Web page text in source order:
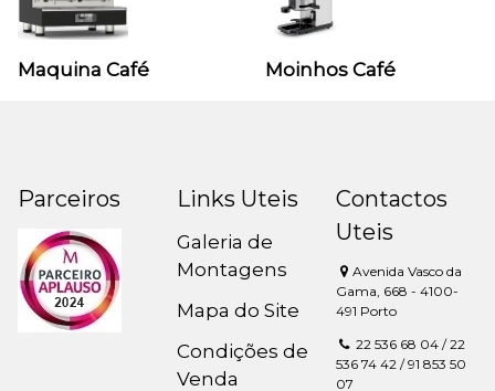
Maquina Café Moinhos Café
Parceiros Links Uteis
Galeria de
Montagens
Mapa do Site
Condições de
Venda
Contactos
Uteis
Avenida Vasco da
Gama, 668 - 4100-
491 Porto
22 536 68 04 / 22
536 74 42 / 91 853 50
07